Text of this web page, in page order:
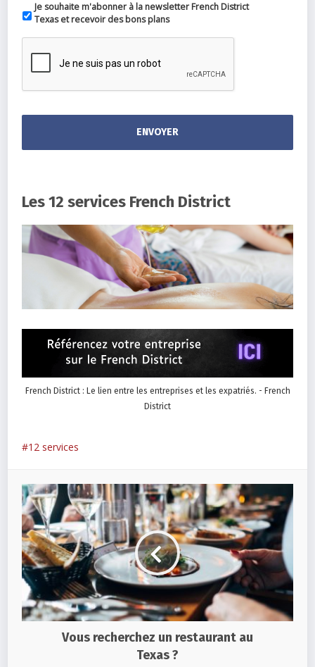
Je souhaite m'abonner à la newsletter French District
Texas et recevoir des bons plans
Les 12 services French District
French District : Le lien entre les entreprises et les expatriés. - French
District
12 services
Vous recherchez un restaurant au
Texas ?